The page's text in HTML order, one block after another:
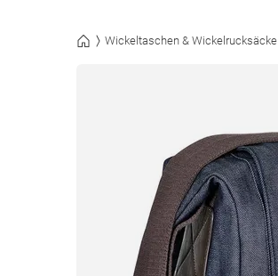
Wickeltaschen & Wickelrucksäcke